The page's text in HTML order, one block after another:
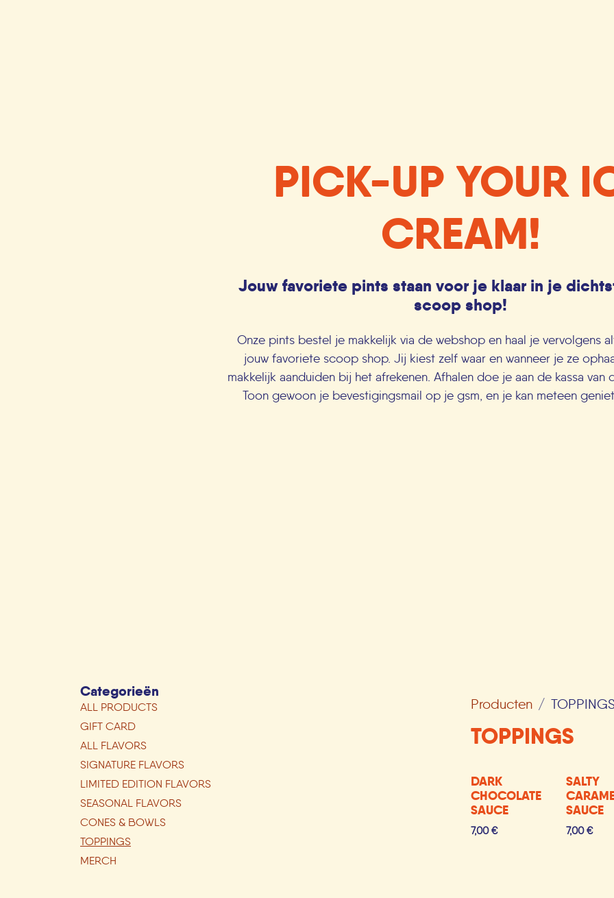
PICK-UP YOUR
CREAM!
Jouw favoriete pints staan voor je klaar in je
scoop shop!
Onze pints bestel je makkelijk via de webshop en haal je vervolgens
jouw favoriete scoop shop. Jij kiest zelf waar en wanneer je ze
makkelijk aanduiden bij het afrekenen. Afhalen doe je aan de kassa van
Toon gewoon je bevestigingsmail op je gsm, en je kan meteen
Categorieën
ALL PRODUCTS
GIFT CARD
ALL FLAVORS
SIGNATURE FLAVORS
LIMITED EDITION FLAVORS
SEASONAL FLAVORS
CONES & BOWLS
TOPPINGS
MERCH
Producten
TOPPINGS
DARK
CHOCOLATE
SAUCE
7,00€
SALTY
SAUCE
7,00€